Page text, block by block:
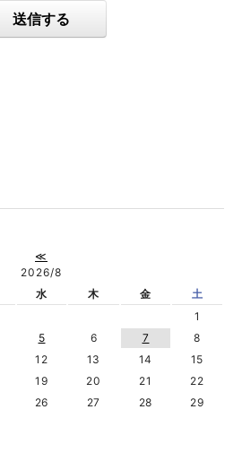
送信する
≪
2026/8
水 木 金
土
1
5 6 7
8
12 13 14
15
19 20 21
22
26 27 28
29